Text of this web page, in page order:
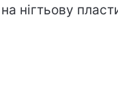
нігтьову